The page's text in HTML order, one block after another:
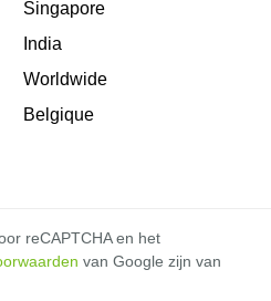
Singapore
India
Worldwide
Belgique
reCAPTCHA en het
van Google zijn van